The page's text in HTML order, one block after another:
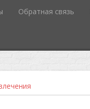
Обратная связь